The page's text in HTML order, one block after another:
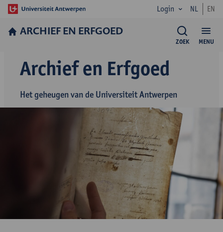
Login NL EN
ARCHIEF EN ERFGOED
MENU
ZOEK
Archief en Erfgoed
Het geheugen van de Universiteit Antwerpen